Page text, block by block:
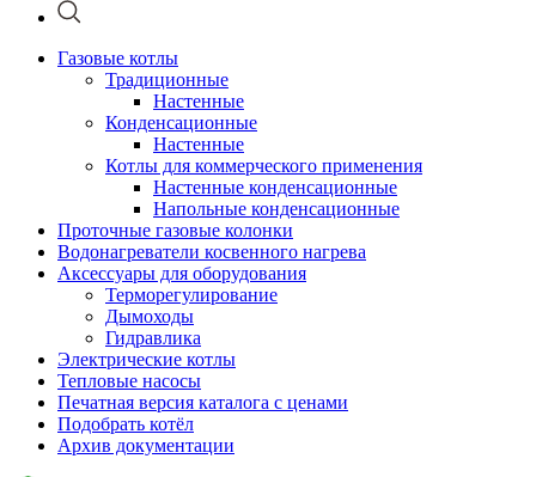
Газовые котлы
Традиционные
Настенные
Конденсационные
Настенные
Котлы для коммерческого применения
Настенные конденсационные
Напольные конденсационные
Проточные газовые колонки
Водонагреватели косвенного нагрева
Аксессуары для оборудования
Терморегулирование
Дымоходы
Гидравлика
Электрические котлы
Тепловые насосы
Печатная версия каталога с ценами
Подобрать котёл
Архив документации